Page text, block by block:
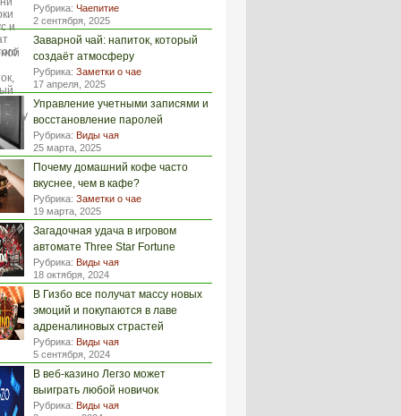
Рубрика: Чаепитие
2 сентября, 2025
Заварной чай: напиток, который
создаёт атмосферу
Рубрика: Заметки о чае
17 апреля, 2025
Управление учетными записями и
восстановление паролей
Рубрика: Виды чая
25 марта, 2025
Почему домашний кофе часто
вкуснее, чем в кафе?
Рубрика: Заметки о чае
19 марта, 2025
Загадочная удача в игровом
автомате Three Star Fortune
Рубрика: Виды чая
18 октября, 2024
В Гизбо все получат массу новых
эмоций и покупаются в лаве
адреналиновых страстей
Рубрика: Виды чая
5 сентября, 2024
В веб-казино Легзо может
выиграть любой новичок
Рубрика: Виды чая